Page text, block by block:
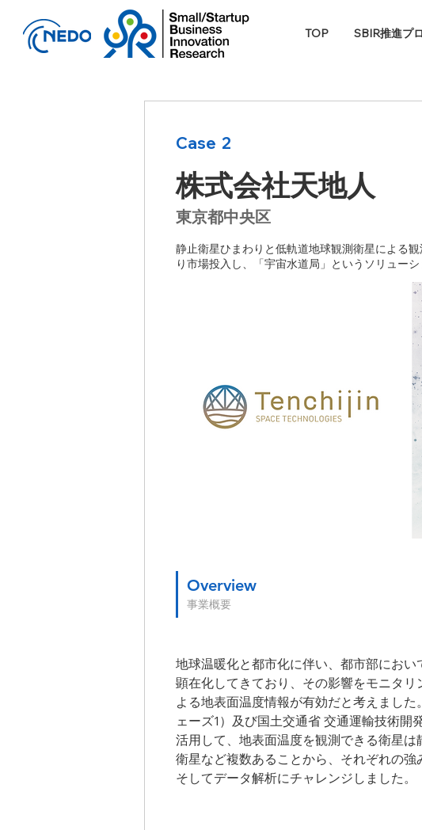
TOP SBIR推進プ
2
Case
株式会社天地人
東京都中央区
静止衛星ひまわりと低軌道地球観測衛星による
り市場投入し、「宇宙水道局」というソリュー
Overview
事業概要
地球温暖化と都市化に伴い、都市部にお
顕在化してきており、その影響をモニタ
よる地表面温度情報が有効だと考えまし
ェーズ1）及び国土交通省 交通運輸技術開
活用して、地表面温度を観測できる衛星は
衛星など複数あることから、それぞれの強
そしてデータ解析にチャレンジしました。